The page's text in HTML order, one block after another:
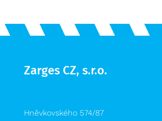
Zarges CZ, s.r.o.
Hněvkovského 574/87